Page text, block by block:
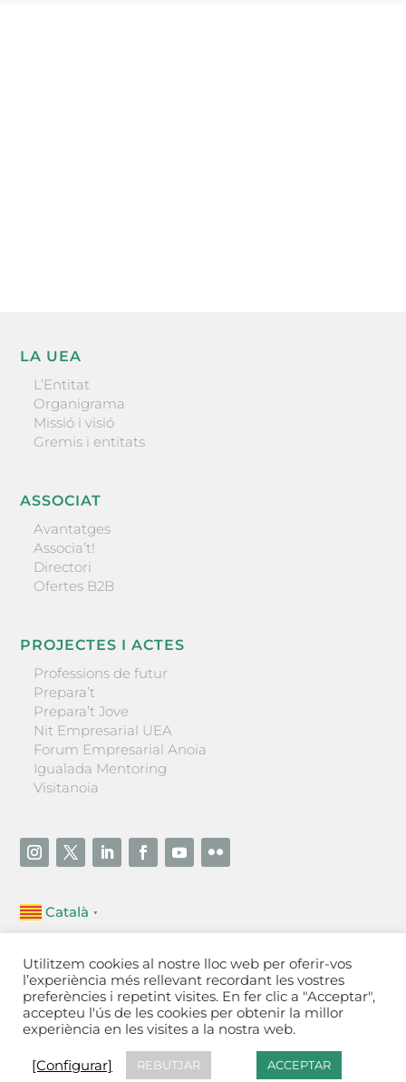
LA UEA
L’Entitat
Organigrama
Missió i visió
Gremis i entitats
ASSOCIAT
Avantatges
Associa’t!
Directori
Ofertes B2B
PROJECTES I ACTES
Professions de futur
Prepara’t
Prepara’t Jove
Nit Empresarial UEA
Forum Empresarial Anoia
Igualada Mentoring
Visitanoia
Català ▼
Unió Empresarial de l’Anoia (UEA)
Ctra. de Manresa, 131, 08700 – Igualada(Barcelona)
Tel 93 805 22 92
Contactar
de cookies [Configurar]
Utilitzem cookies al nostre lloc web per oferir-vos
l’experiència més rellevant recordant les vostres
preferències i repetint visites. En fer clic a "Acceptar",
accepteu l'ús de les cookies per obtenir la millor
experiència en les visites a la nostra web.
[Configurar] REBUTJAR ACCEPTAR